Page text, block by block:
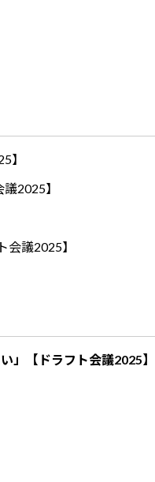
】
2025】
議2025】
」【ドラフト会議2025】